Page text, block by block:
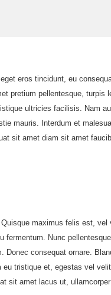
eros tincidunt, eu
pretium pellentesque, turpis
ultricies facilisis. Nam
mauris. Interdum et
sit amet diam sit amet
maximus felis est,
Nunc
consequat ornare.
tristique et, egestas vel
sit amet lacus ut,